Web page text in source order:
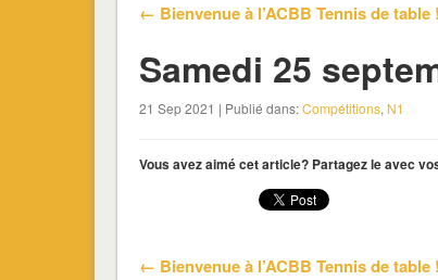
← Bienvenue à l’ACBB Tennis de table !
Samedi 25
21 Sep 2021 | Publié dans:Compétitions, N1
Vous avez aimé cet article? Partagez le avec
← Bienvenue à l’ACBB Tennis de table !